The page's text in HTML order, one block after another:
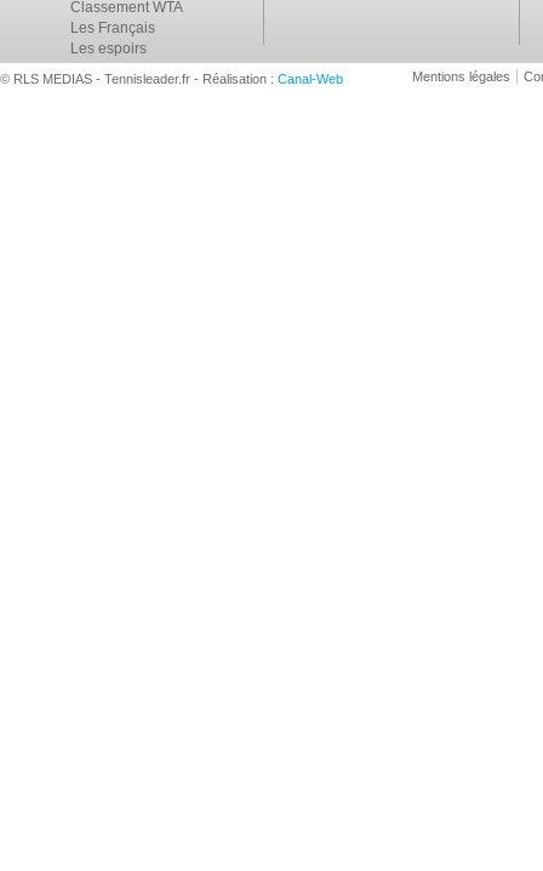
Classement WTA
Les Français
Les espoirs
© RLS MEDIAS - Tennisleader.fr - Réalisation : Canal-Web Mentions légales